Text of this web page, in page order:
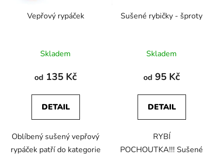
Vepřový rypáček
hodnocení
produktu
4,3
z
hvězdiček.
Skladem
od 135 Kč
DETAIL
Oblíbený sušený vepřový
rypáček patří do kategorie
Sušené rybičky - šproty
hodnocení
produktu
5,0
z
hvězdiček.
Skladem
od 95 Kč
DETAIL
RYBÍ
POCHOUTKA!!! Sušené